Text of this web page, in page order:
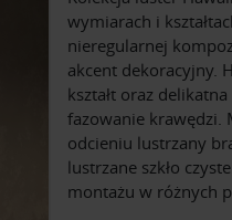
wymiarach i
nieregularnej
akcent dekoracyjny.
kształt oraz
fazowanie krawędzi.
odcieniu lustrzany
lustrzane szkło
montażu w różnych